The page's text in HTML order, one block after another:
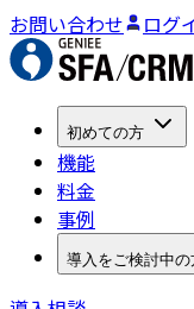
お問い合わせ ログ
初めての方
機能
料金
事例
導入をご検討中の